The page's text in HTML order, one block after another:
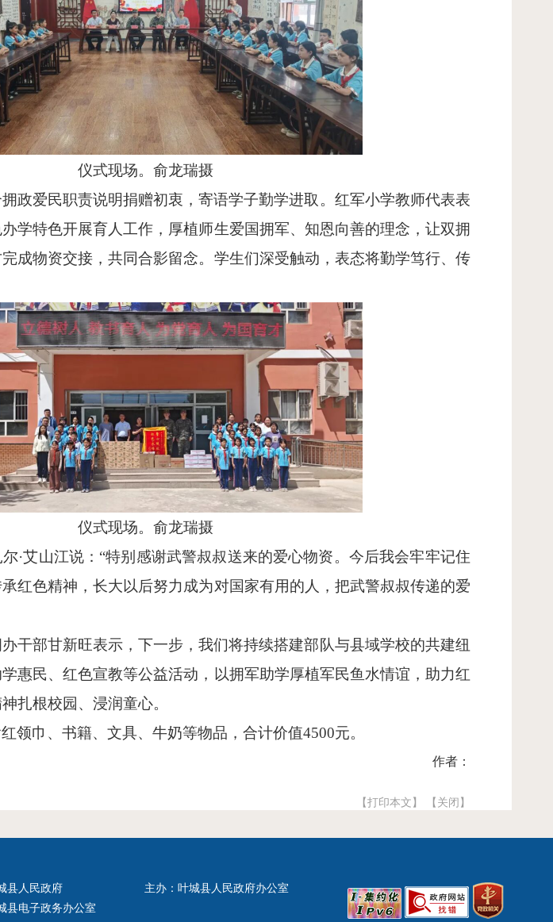
仪式现场。俞龙瑞摄
政爱民职责说明捐赠初衷，寄语学子勤学进取。红军小学教师代表表
学特色开展育人工作，厚植师生爱国拥军、知恩向善的理念，让双拥
成物资交接，共同合影留念。学生们深受触动，表态将勤学笃行、传
仪式现场。俞龙瑞摄
·艾山江说：“特别感谢武警叔叔送来的爱心物资。今后我会牢牢记住
红色精神，长大以后努力成为对国家有用的人，把武警叔叔传递的爱
干部甘新旺表示，下一步，我们将持续搭建部队与县域学校的共建纽
惠民、红色宣教等公益活动，以拥军助学厚植军民鱼水情谊，助力红
扎根校园、浸润童心。
领巾、书籍、文具、牛奶等物品，合计价值4500元。
作者：
【打印本文】 【关闭】
县人民政府
县电子政务办公室
主办：叶城县人民政府办公室